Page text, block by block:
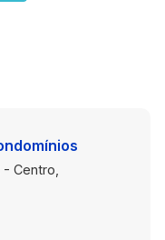
Centro,